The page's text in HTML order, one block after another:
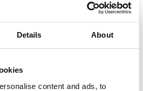
Details About
content and ads, to